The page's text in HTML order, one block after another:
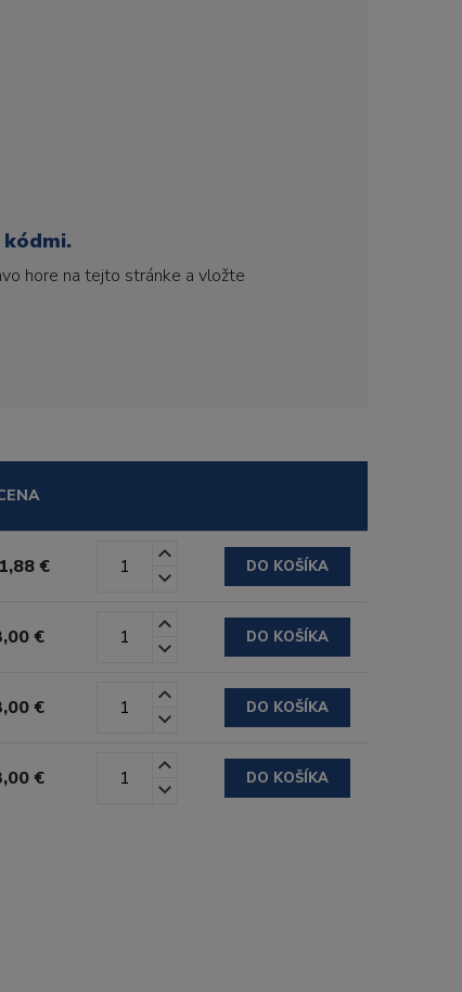
hore na tejto stránke a vložte
€ DO KOŠÍKA
€ DO KOŠÍKA
€ DO KOŠÍKA
€ DO KOŠÍKA